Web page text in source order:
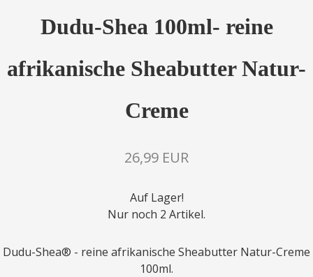
Dudu-Shea 100ml- reine
afrikanische Sheabutter Natur-
Creme
26,99 EUR
Auf Lager!
Nur noch 2 Artikel.
Dudu-Shea® - reine afrikanische Sheabutter Natur-Creme
100ml.